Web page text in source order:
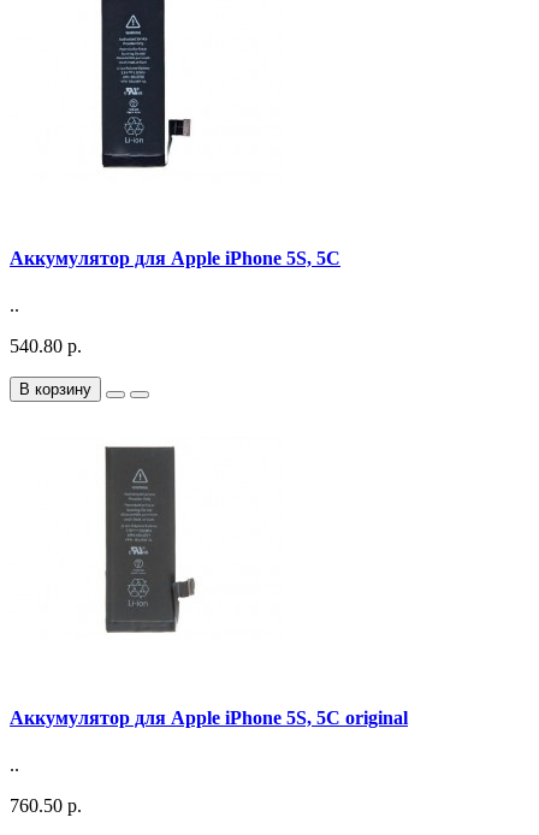
Аккумулятор для Apple iPhone 5S, 5С
..
540.80 р.
В корзину
Аккумулятор для Apple iPhone 5S, 5С original
..
760.50 р.